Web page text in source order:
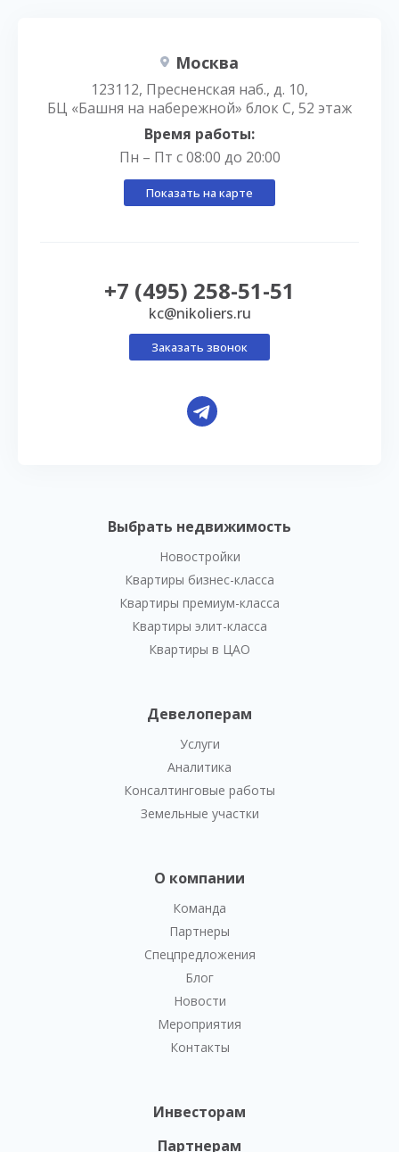
Выбрать недвижимость
Новостройки
Квартиры бизнес-класса
Квартиры премиум-класса
Квартиры элит-класса
Квартиры в ЦАО
Девелоперам
Услуги
Аналитика
Консалтинговые работы
Земельные участки
О компании
Команда
Партнеры
Спецпредложения
Блог
Новости
Мероприятия
Контакты
Инвесторам
Партнерам
Москва
123112, Пресненская наб., д. 10,
БЦ «Башня на набережной» блок С, 52 этаж
Время работы:
Пн – Пт с 08:00 до 20:00
Показать на карте
+7 (495) 258-51-51
kc@nikoliers.ru
Заказать звонок